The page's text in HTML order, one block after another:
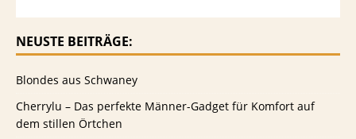
NEUSTE BEITRÄGE:
Blondes aus Schwaney
Cherrylu – Das perfekte Männer-Gadget für Komfort auf
dem stillen Örtchen